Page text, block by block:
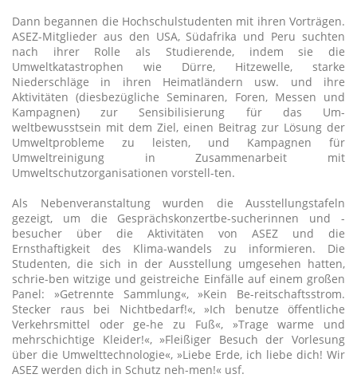
Dann begannen die Hochschulstudenten mit ihren Vorträgen.
ASEZ-Mitglieder aus den USA, Südafrika und Peru suchten
nach ihrer Rolle als Studierende, indem sie die
Umweltkatastrophen wie Dürre, Hitzewelle, starke
Niederschläge in ihren Heimatländern usw. und ihre
Aktivitäten (diesbezügliche Seminaren, Foren, Messen und
Kampagnen) zur Sensibilisierung für das Um-
weltbewusstsein mit dem Ziel, einen Beitrag zur Lösung der
Umweltprobleme zu leisten, und Kampagnen für
Umweltreinigung in Zusammenarbeit mit
Umweltschutzorganisationen vorstell-ten.
Als Nebenveranstaltung wurden die Ausstellungstafeln
gezeigt, um die Gesprächskonzertbe-sucherinnen und -
besucher über die Aktivitäten von ASEZ und die
Ernsthaftigkeit des Klima-wandels zu informieren. Die
Studenten, die sich in der Ausstellung umgesehen hatten,
schrie-ben witzige und geistreiche Einfälle auf einem großen
Panel: »Getrennte Sammlung«, »Kein Be-reitschaftsstrom.
Stecker raus bei Nichtbedarf!«, »Ich benutze öffentliche
Verkehrsmittel oder ge-he zu Fuß«, »Trage warme und
mehrschichtige Kleider!«, »Fleißiger Besuch der Vorlesung
über die Umwelttechnologie«, »Liebe Erde, ich liebe dich! Wir
ASEZ werden dich in Schutz neh-men!« usf.